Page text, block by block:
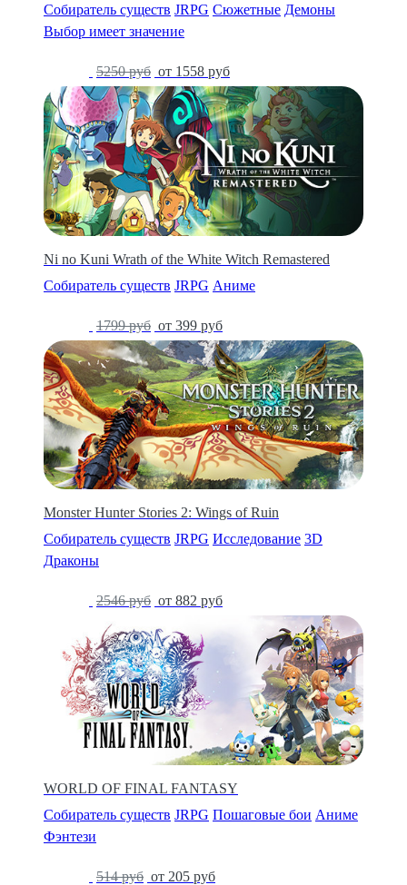
Собиратель существ JRPG Сюжетные Демоны
Выбор имеет значение
5250 руб от 1558 руб
Ni no Kuni Wrath of the White Witch Remastered
Собиратель существ JRPG Аниме
1799 руб от 399 руб
Monster Hunter Stories 2: Wings of Ruin
Собиратель существ JRPG Исследование 3D
Драконы
2546 руб от 882 руб
WORLD OF FINAL FANTASY
Собиратель существ JRPG Пошаговые бои Аниме
Фэнтези
514 руб от 205 руб